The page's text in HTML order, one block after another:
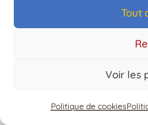
Tout
Voir les
Politique de cookies
© Mairie de Chaource
Developed